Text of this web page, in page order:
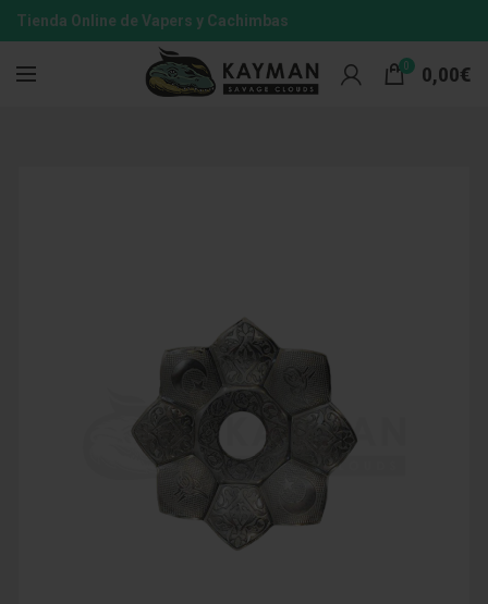
Tienda Online de Vapers y Cachimbas
0 0,00€